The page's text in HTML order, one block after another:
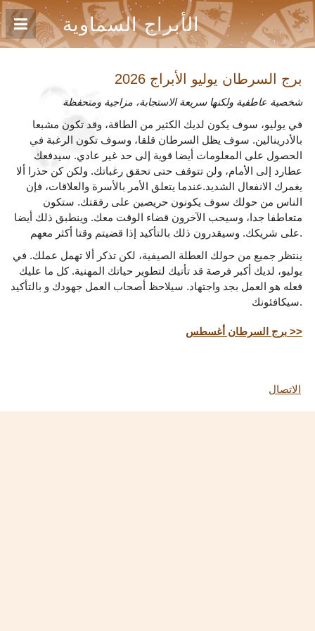
الأبراج السماوية
برج السرطان يوليو الأبراج 2026
شخصية عاطفية ولكنها سريعة الاستجابة، مزاجية ومتحفظة
في يوليو، سوف يكون لديك الكثير من الطاقة، وقد تكون مشبعا
بالأدرينالين. سوف يظل السرطان قلقا، وسوف تكون الرغبة في
الحصول على المعلومات أيضا قوية إلى حد غير عادي. سيدفعك
عطارد إلى الأمام، ولن تتوقف حتى تحقق رغباتك. ولكن كن حذرا ألا
يغمرك الانفعال الشديد.عندما يتعلق الأمر بالأسرة والعلاقات، فإن
الناس من حولك سوف يكونون حريصين على رفقتك. ستكون
متعاطفا جدا، وسيحب الآخرون قضاء الوقت معك. وينطبق ذلك أيضا
على شريكك. وسيقدرون ذلك بالتأكيد إذا قضيتم وقتا أكثر معهم.
ينتظر جميع من حولك العطلة الصيفية، لكن تذكر ألا تهمل عملك. في
يوليو، لديك أكبر فرصة قد تأتيك لتطوير حياتك المهنية. كل ما عليك
فعله هو العمل بجد واجتهاد. سيلاحظ أصحاب العمل جهودك و بالتأكيد
سيكافئونك.
برج السرطان أغسطس >>
الاتصال